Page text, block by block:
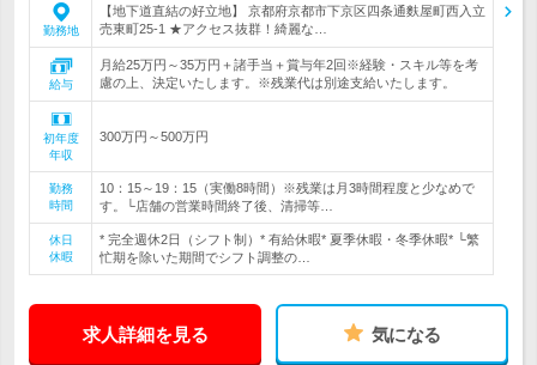
勤務地
【地下道直結の好立地】 京都府京都市下京区四条通麩屋町西入立
売東町25-1 ★アクセス抜群！綺麗な…
給与
月給25万円～35万円＋諸手当＋賞与年2回※経験・スキル等を考
慮の上、決定いたします。※残業代は別途支給いたします。
初年度
年収
300万円～500万円
勤務
時間
10：15～19：15（実働8時間）※残業は月3時間程度と少なめで
す。└店舗の営業時間終了後、清掃等…
休日
休暇
* 完全週休2日（シフト制）* 有給休暇* 夏季休暇・冬季休暇* └繁
忙期を除いた期間でシフト調整の…
求人詳細を見る 気になる